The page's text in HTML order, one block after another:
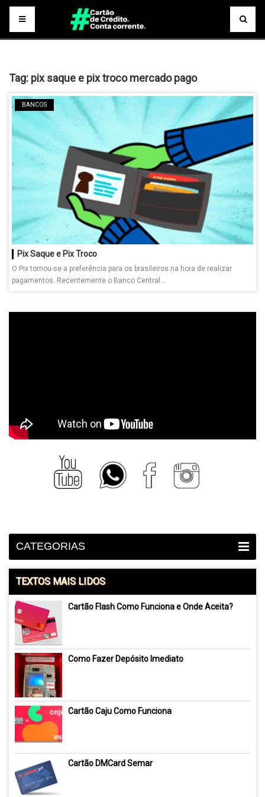
Tag: pix saque e pix troco mercado pago
BANCOS
Pix Saque e Pix Troco
O Pix tornou-se a preferência para os brasileiros na hora de realizar
pagamentos. Recentemente o Banco Central...
CATEGORIAS
TEXTOS MAIS LIDOS
Cartão Flash Como Funciona e Onde Aceita?
Como Fazer Depósito Imediato
Cartão Caju Como Funciona
Cartão DMCard Semar